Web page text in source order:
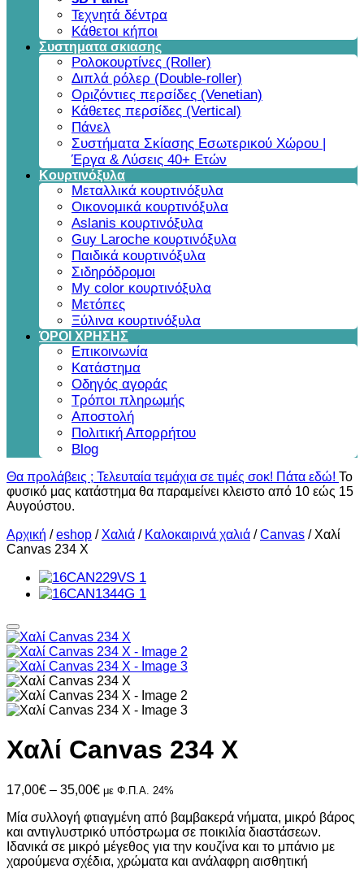
Τεχνητά δέντρα
Κάθετοι κήποι
Συστηματα σκιασης
Ρολοκουρτίνες (Roller)
Διπλά ρόλερ (Double-roller)
Οριζόντιες περσίδες (Venetian)
Κάθετες περσίδες (Vertical)
Πάνελ
Συστήματα Σκίασης Εσωτερικού Χώρου |
Έργα & Λύσεις 40+ Ετών
Κουρτινόξυλα
Μεταλλικά κουρτινόξυλα
Οικονομικά κουρτινόξυλα
Aslanis κουρτινόξυλα
Guy Laroche κουρτινόξυλα
Παιδικά κουρτινόξυλα
Σιδηρόδρομοι
My color κουρτινόξυλα
Μετόπες
Ξύλινα κουρτινόξυλα
ΌΡΟΙ ΧΡΗΣΗΣ
Επικοινωνία
Κατάστημα
Οδηγός αγοράς
Τρόποι πληρωμής
Αποστολή
Πολιτική Απορρήτου
Blog
Θα προλάβεις ; Τελευταία τεμάχια σε τιμές σοκ! Πάτα εδώ! Το
φυσικό μας κατάστημα θα παραμείνει κλειστο από 10 εώς 15
Αυγούστου.
Αρχική /eshop / Χαλιά / Καλοκαιρινά χαλιά /Canvas / Χαλί
Canvas 234 X
Χαλί Canvas 234 X
17,00€ – 35,00€Price
17,00€
through
35,00€
με Φ.Π.Α. 24%
Μία συλλογή φτιαγμένη από βαμβακερά νήματα, μικρό βάρος
και αντιγλυστρικό υπόστρωμα σε ποικιλία διαστάσεων.
Ιδανικά σε μικρό μέγεθος για την κουζίνα και το μπάνιο με
χαρούμενα σχέδια, χρώματα και ανάλαφρη αισθητική